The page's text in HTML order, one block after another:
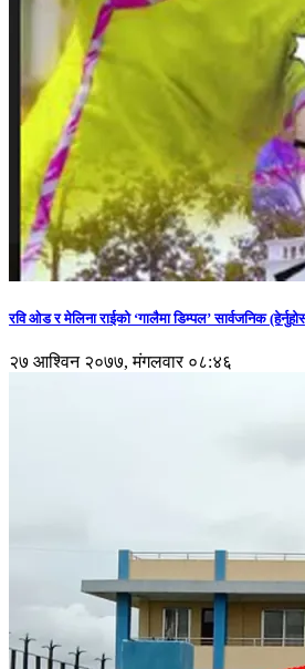
रवि ओड र मेलिना राईको ‘गालैमा डिम्पल’ सार्वजनिक
२७ आश्विन २०७७, मंगलवार ०८:४६